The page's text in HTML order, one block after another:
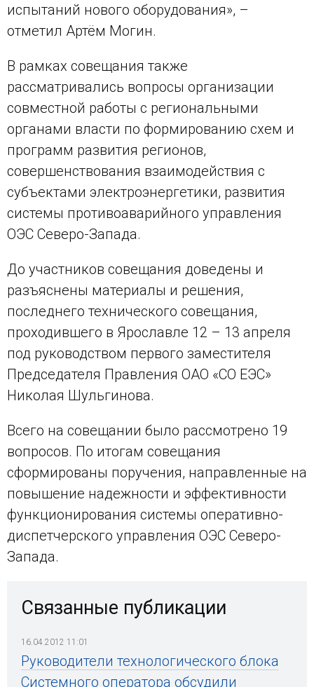
испытаний нового оборудования», –
отметил Артём Могин.
В рамках совещания также
рассматривались вопросы организации
совместной работы с региональными
органами власти по формированию схем и
программ развития регионов,
совершенствования взаимодействия с
субъектами электроэнергетики, развития
системы противоаварийного управления
ОЭС Северо-Запада.
До участников совещания доведены и
разъяснены материалы и решения,
последнего технического совещания,
проходившего в Ярославле 12 – 13 апреля
под руководством первого заместителя
Председателя Правления ОАО «СО ЕЭС»
Николая Шульгинова.
Всего на совещании было рассмотрено 19
вопросов. По итогам совещания
сформированы поручения, направленные на
повышение надежности и эффективности
функционирования системы оперативно-
диспетчерского управления ОЭС Северо-
Запада.
Связанные публикации
16.04.2012 11:01
Руководители технологического блока
Системного оператора обсудили